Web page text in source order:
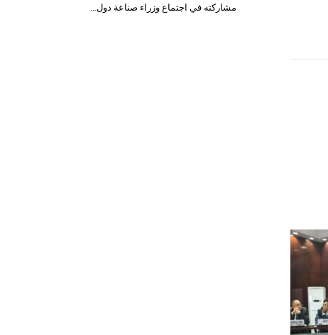
مشاركته في اجتماع وزراء صناعة دول…